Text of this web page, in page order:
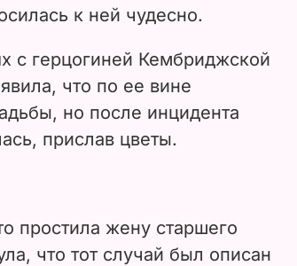
к ней чудесно.
с герцогиней Кембриджской
что по ее вине
но после инцидента
прислав цветы.
простила жену старшего
что тот случай был описан